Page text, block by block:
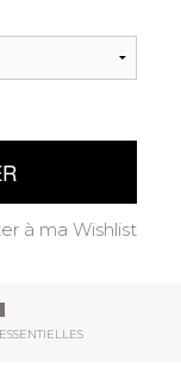
à ma Wishlist